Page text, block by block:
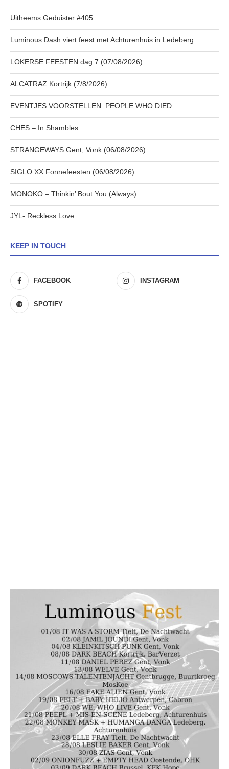
Uitheems Geduister #405
Luminous Dash viert feest met Achturenhuis in Ledeberg
LOKERSE FEESTEN dag 7 (07/08/2026)
ALCATRAZ Kortrijk (7/8/2026)
EVENTJES VOORSTELLEN: PEOPLE WHO DIED
CHES – In Shambles
STRANGEWAYS Gent, Vonk (06/08/2026)
SIGLO XX Fonnefeesten (06/08/2026)
MONOKO – Thinkin’ Bout You (Always)
JYL- Reckless Love
KEEP IN TOUCH
FACEBOOK INSTAGRAM
SPOTIFY